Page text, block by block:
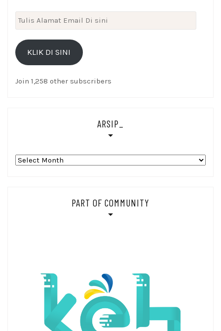
Tulis
Alamat
Email
KLIK DI SINI
Join 1,258 other subscribers
ARSIP_
Arsip_
PART OF COMMUNITY